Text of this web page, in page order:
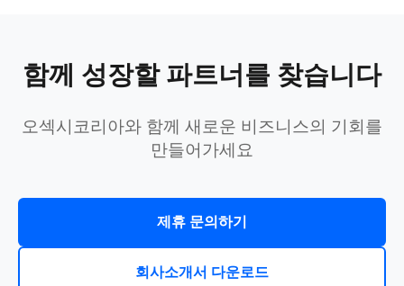
함께 성장할 파트너를 찾습니다
오섹시코리아와 함께 새로운 비즈니스의 기회를
만들어가세요
제휴 문의하기
회사소개서 다운로드